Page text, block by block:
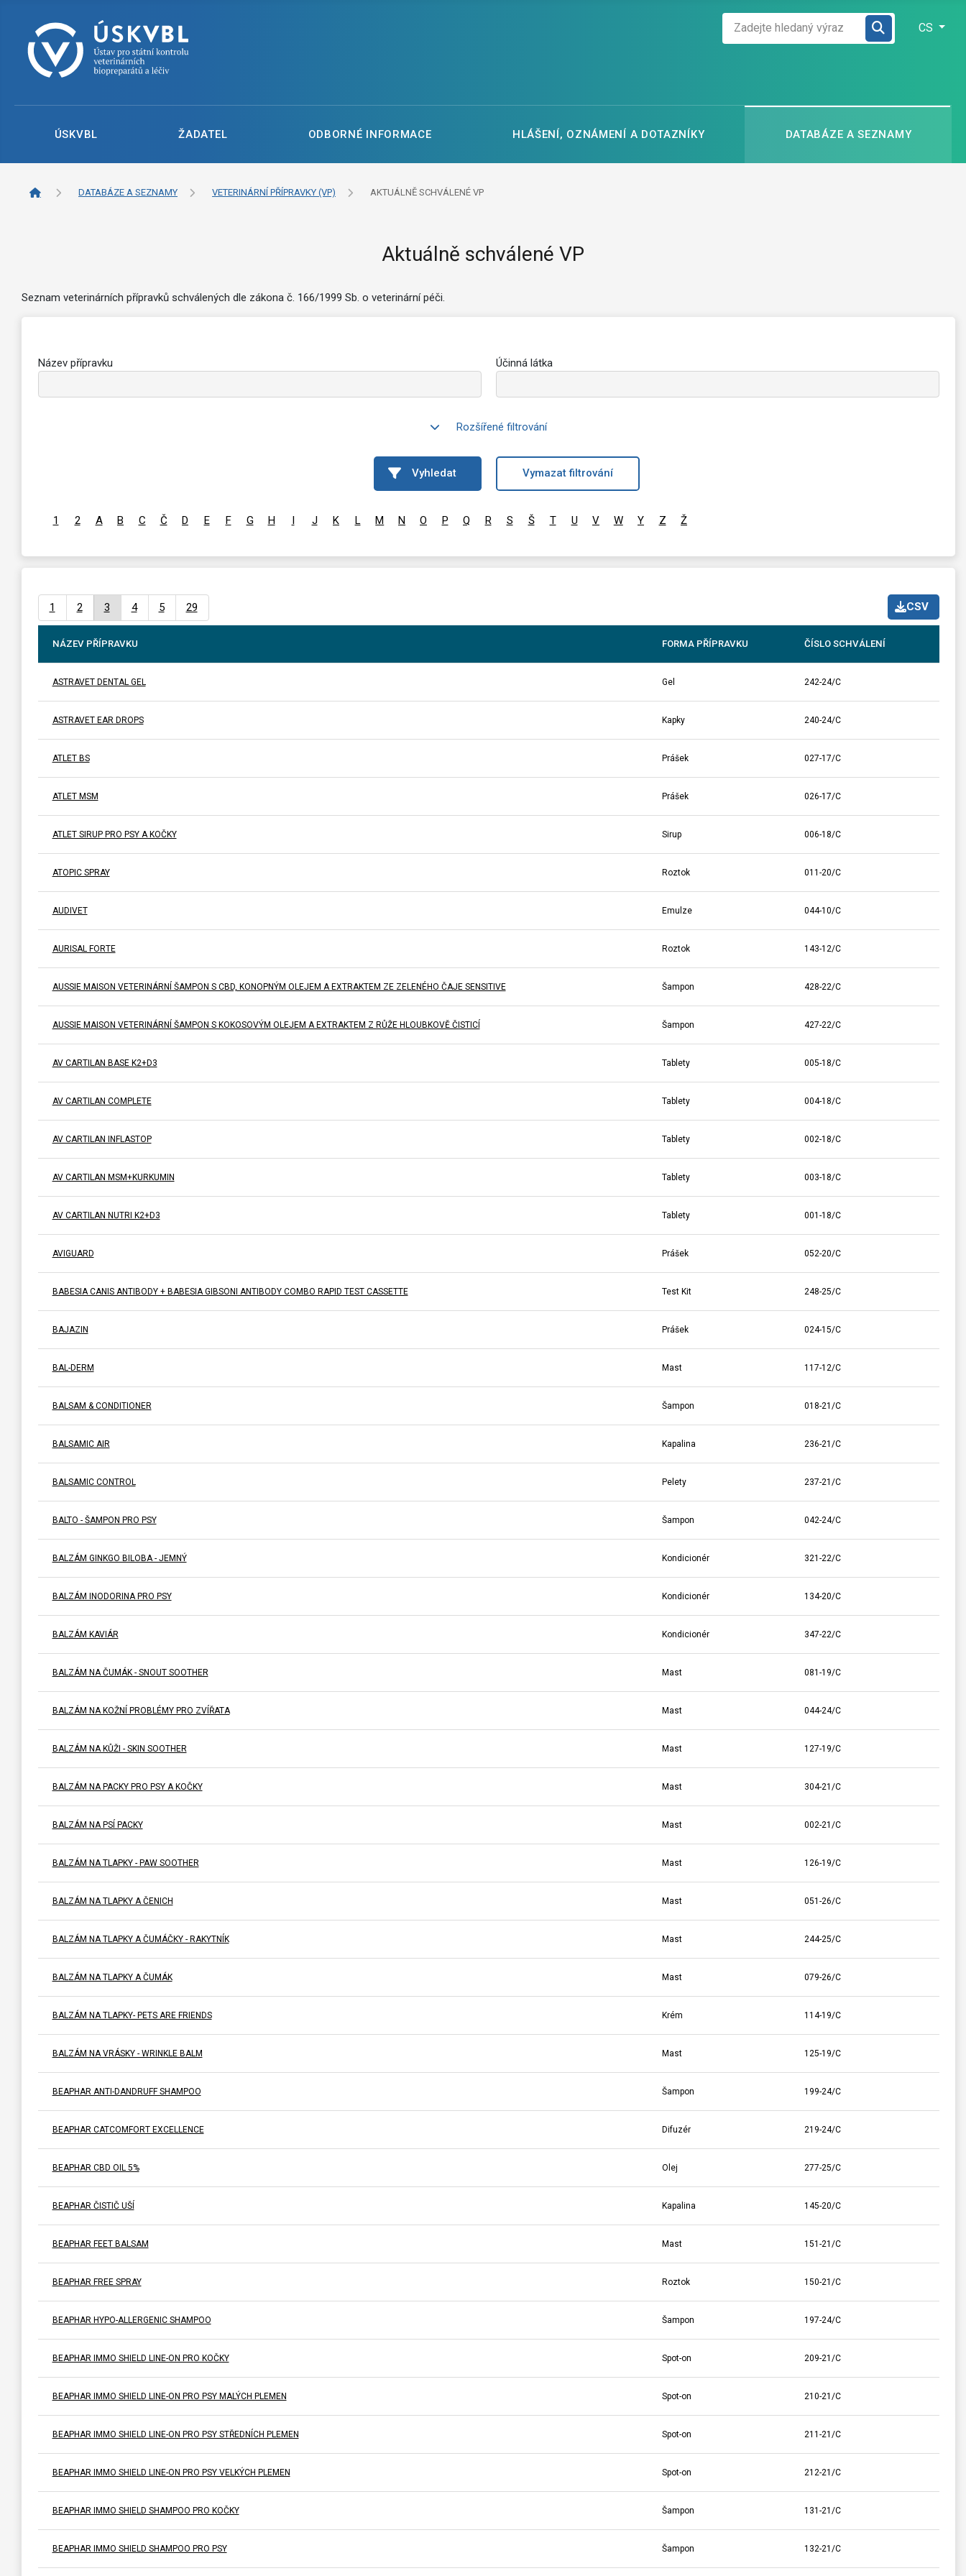
CS
ÚSKVBL ŽADATEL ODBORNÉ INFORMACE HLÁŠENÍ, OZNÁMENÍ A DOTAZNÍKY DATABÁZE A SEZNAMY
DATABÁZE A SEZNAMY VETERINÁRNÍ PŘÍPRAVKY (VP) AKTUÁLNĚ SCHVÁLENÉ VP
Aktuálně schválené VP
Seznam veterinárních přípravků schválených dle zákona č. 166/1999 Sb. o veterinární péči.
Název přípravku Účinná látka
Rozšířené filtrování
Vyhledat Vymazat filtrování
1 2 A B C Č D E F G H I J K L M N O P Q R S Š T U V W Y Z Ž
CSV
1 2 3 4 5 29
NÁZEV PŘÍPRAVKU FORMA PŘÍPRAVKU ČÍSLO SCHVÁLENÍ
ASTRAVET DENTAL GEL Gel 242-24/C
ASTRAVET EAR DROPS Kapky 240-24/C
ATLET BS Prášek 027-17/C
ATLET MSM Prášek 026-17/C
ATLET SIRUP PRO PSY A KOČKY Sirup 006-18/C
ATOPIC SPRAY Roztok 011-20/C
AUDIVET Emulze 044-10/C
AURISAL FORTE Roztok 143-12/C
AUSSIE MAISON VETERINÁRNÍ ŠAMPON S CBD, KONOPNÝM OLEJEM A EXTRAKTEM ZE ZELENÉHO ČAJE SENSITIVE Šampon 428-22/C
AUSSIE MAISON VETERINÁRNÍ ŠAMPON S KOKOSOVÝM OLEJEM A EXTRAKTEM Z RŮŽE HLOUBKOVĚ ČISTICÍ Šampon 427-22/C
AV CARTILAN BASE K2+D3 Tablety 005-18/C
AV CARTILAN COMPLETE Tablety 004-18/C
AV CARTILAN INFLASTOP Tablety 002-18/C
AV CARTILAN MSM+KURKUMIN Tablety 003-18/C
AV CARTILAN NUTRI K2+D3 Tablety 001-18/C
AVIGUARD Prášek 052-20/C
BABESIA CANIS ANTIBODY + BABESIA GIBSONI ANTIBODY COMBO RAPID TEST CASSETTE Test Kit 248-25/C
BAJAZIN Prášek 024-15/C
BAL-DERM Mast 117-12/C
BALSAM & CONDITIONER Šampon 018-21/C
BALSAMIC AIR Kapalina 236-21/C
BALSAMIC CONTROL Pelety 237-21/C
BALTO - ŠAMPON PRO PSY Šampon 042-24/C
BALZÁM GINKGO BILOBA - JEMNÝ Kondicionér 321-22/C
BALZÁM INODORINA PRO PSY Kondicionér 134-20/C
BALZÁM KAVIÁR Kondicionér 347-22/C
BALZÁM NA ČUMÁK - SNOUT SOOTHER Mast 081-19/C
BALZÁM NA KOŽNÍ PROBLÉMY PRO ZVÍŘATA Mast 044-24/C
BALZÁM NA KŮŽI - SKIN SOOTHER Mast 127-19/C
BALZÁM NA PACKY PRO PSY A KOČKY Mast 304-21/C
BALZÁM NA PSÍ PACKY Mast 002-21/C
BALZÁM NA TLAPKY - PAW SOOTHER Mast 126-19/C
BALZÁM NA TLAPKY A ČENICH Mast 051-26/C
BALZÁM NA TLAPKY A ČUMÁČKY - RAKYTNÍK Mast 244-25/C
BALZÁM NA TLAPKY A ČUMÁK Mast 079-26/C
BALZÁM NA TLAPKY- PETS ARE FRIENDS Krém 114-19/C
BALZÁM NA VRÁSKY - WRINKLE BALM Mast 125-19/C
BEAPHAR ANTI-DANDRUFF SHAMPOO Šampon 199-24/C
BEAPHAR CATCOMFORT EXCELLENCE Difuzér 219-24/C
BEAPHAR CBD OIL 5% Olej 277-25/C
BEAPHAR ČISTIČ UŠÍ Kapalina 145-20/C
BEAPHAR FEET BALSAM Mast 151-21/C
BEAPHAR FREE SPRAY Roztok 150-21/C
BEAPHAR HYPO-ALLERGENIC SHAMPOO Šampon 197-24/C
BEAPHAR IMMO SHIELD LINE-ON PRO KOČKY Spot-on 209-21/C
BEAPHAR IMMO SHIELD LINE-ON PRO PSY MALÝCH PLEMEN Spot-on 210-21/C
BEAPHAR IMMO SHIELD LINE-ON PRO PSY STŘEDNÍCH PLEMEN Spot-on 211-21/C
BEAPHAR IMMO SHIELD LINE-ON PRO PSY VELKÝCH PLEMEN Spot-on 212-21/C
BEAPHAR IMMO SHIELD SHAMPOO PRO KOČKY Šampon 131-21/C
BEAPHAR IMMO SHIELD SHAMPOO PRO PSY Šampon 132-21/C